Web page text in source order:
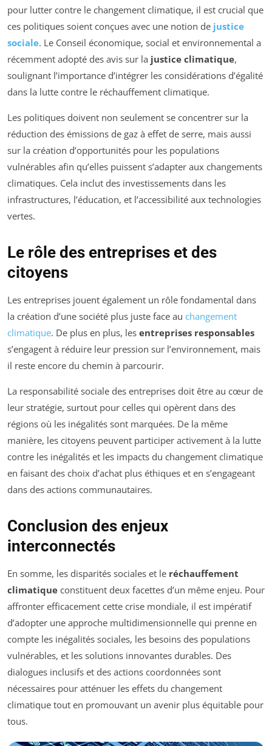
pour lutter contre le changement climatique, il est crucial que
ces politiques soient conçues avec une notion de justice
sociale. Le Conseil économique, social et environnemental a
récemment adopté des avis sur la justice climatique,
soulignant l’importance d’intégrer les considérations d’égalité
dans la lutte contre le réchauffement climatique.
Les politiques doivent non seulement se concentrer sur la
réduction des émissions de gaz à effet de serre, mais aussi
sur la création d’opportunités pour les populations
vulnérables afin qu’elles puissent s’adapter aux changements
climatiques. Cela inclut des investissements dans les
infrastructures, l’éducation, et l’accessibilité aux technologies
vertes.
Le rôle des entreprises et des
citoyens
Les entreprises jouent également un rôle fondamental dans
la création d’une société plus juste face au changement
climatique. De plus en plus, les entreprises responsables
s’engagent à réduire leur pression sur l’environnement, mais
il reste encore du chemin à parcourir.
La responsabilité sociale des entreprises doit être au cœur de
leur stratégie, surtout pour celles qui opèrent dans des
régions où les inégalités sont marquées. De la même
manière, les citoyens peuvent participer activement à la lutte
contre les inégalités et les impacts du changement climatique
en faisant des choix d’achat plus éthiques et en s’engageant
dans des actions communautaires.
Conclusion des enjeux
interconnectés
En somme, les disparités sociales et le réchauffement
climatique constituent deux facettes d’un même enjeu. Pour
affronter efficacement cette crise mondiale, il est impératif
d’adopter une approche multidimensionnelle qui prenne en
compte les inégalités sociales, les besoins des populations
vulnérables, et les solutions innovantes durables. Des
dialogues inclusifs et des actions coordonnées sont
nécessaires pour atténuer les effets du changement
climatique tout en promouvant un avenir plus équitable pour
tous.